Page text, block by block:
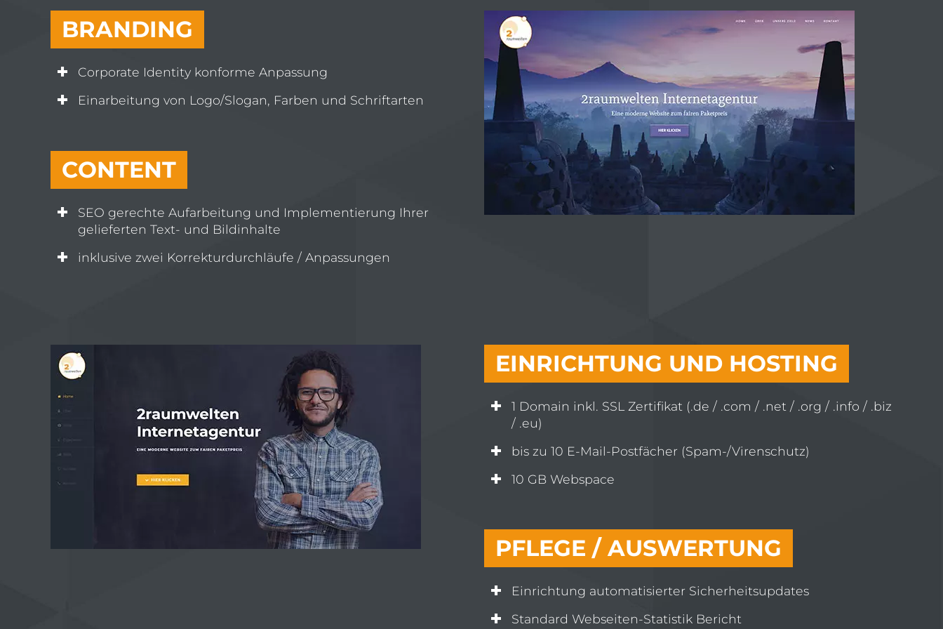
BRANDING
Corporate Identity konforme Anpassung
Einarbeitung von Logo/Slogan, Farben und Schriftarten
CONTENT
SEO gerechte Aufarbeitung und Implementierung Ihrer
gelieferten Text- und Bildinhalte
inklusive zwei Korrekturdurchläufe / Anpassungen
EINRICHTUNG UND HOSTING
1 Domain inkl. SSL Zertifikat (.de / .com / .net / .org / .info / .biz
/ .eu)
bis zu 10 E-Mail-Postfächer (Spam-/Virenschutz)
10 GB Webspace
PFLEGE / AUSWERTUNG
Einrichtung automatisierter Sicherheitsupdates
Standard Webseiten-Statistik Bericht